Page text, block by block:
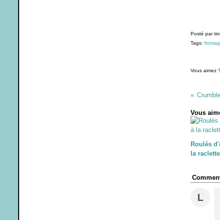
Posté par
Tags:
Vous aimez
Vous
Roulés
la raclette
L